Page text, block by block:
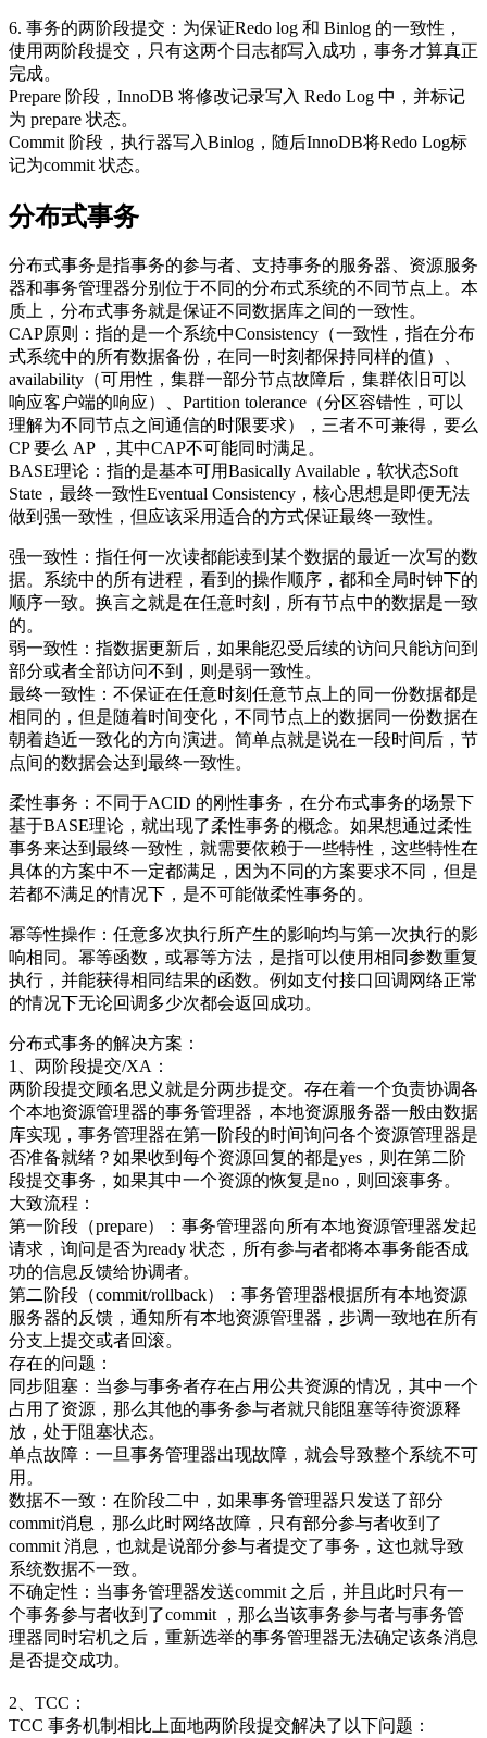
6. 事务的两阶段提交：为保证Redo log 和 Binlog 的一致性，
使用两阶段提交，只有这两个日志都写入成功，事务才算真正
完成。
Prepare 阶段，InnoDB 将修改记录写入 Redo Log 中，并标记
为 prepare 状态。
Commit 阶段，执行器写入Binlog，随后InnoDB将Redo Log标
记为commit 状态。
分布式事务
分布式事务是指事务的参与者、支持事务的服务器、资源服务
器和事务管理器分别位于不同的分布式系统的不同节点上。本
质上，分布式事务就是保证不同数据库之间的一致性。
CAP原则：指的是一个系统中Consistency（一致性，指在分布
式系统中的所有数据备份，在同一时刻都保持同样的值）、
availability（可用性，集群一部分节点故障后，集群依旧可以
响应客户端的响应）、Partition tolerance（分区容错性，可以
理解为不同节点之间通信的时限要求），三者不可兼得，要么
CP 要么 AP ，其中CAP不可能同时满足。
BASE理论：指的是基本可用Basically Available，软状态Soft
State，最终一致性Eventual Consistency，核心思想是即便无法
做到强一致性，但应该采用适合的方式保证最终一致性。
强一致性：指任何一次读都能读到某个数据的最近一次写的数
据。系统中的所有进程，看到的操作顺序，都和全局时钟下的
顺序一致。换言之就是在任意时刻，所有节点中的数据是一致
的。
弱一致性：指数据更新后，如果能忍受后续的访问只能访问到
部分或者全部访问不到，则是弱一致性。
最终一致性：不保证在任意时刻任意节点上的同一份数据都是
相同的，但是随着时间变化，不同节点上的数据同一份数据在
朝着趋近一致化的方向演进。简单点就是说在一段时间后，节
点间的数据会达到最终一致性。
柔性事务：不同于ACID 的刚性事务，在分布式事务的场景下
基于BASE理论，就出现了柔性事务的概念。如果想通过柔性
事务来达到最终一致性，就需要依赖于一些特性，这些特性在
具体的方案中不一定都满足，因为不同的方案要求不同，但是
若都不满足的情况下，是不可能做柔性事务的。
幂等性操作：任意多次执行所产生的影响均与第一次执行的影
响相同。幂等函数，或幂等方法，是指可以使用相同参数重复
执行，并能获得相同结果的函数。例如支付接口回调网络正常
的情况下无论回调多少次都会返回成功。
分布式事务的解决方案：
1、两阶段提交/XA：
两阶段提交顾名思义就是分两步提交。存在着一个负责协调各
个本地资源管理器的事务管理器，本地资源服务器一般由数据
库实现，事务管理器在第一阶段的时间询问各个资源管理器是
否准备就绪？如果收到每个资源回复的都是yes，则在第二阶
段提交事务，如果其中一个资源的恢复是no，则回滚事务。
大致流程：
第一阶段（prepare）：事务管理器向所有本地资源管理器发起
请求，询问是否为ready 状态，所有参与者都将本事务能否成
功的信息反馈给协调者。
第二阶段（commit/rollback）：事务管理器根据所有本地资源
服务器的反馈，通知所有本地资源管理器，步调一致地在所有
分支上提交或者回滚。
存在的问题：
同步阻塞：当参与事务者存在占用公共资源的情况，其中一个
占用了资源，那么其他的事务参与者就只能阻塞等待资源释
放，处于阻塞状态。
单点故障：一旦事务管理器出现故障，就会导致整个系统不可
用。
数据不一致：在阶段二中，如果事务管理器只发送了部分
commit消息，那么此时网络故障，只有部分参与者收到了
commit 消息，也就是说部分参与者提交了事务，这也就导致
系统数据不一致。
不确定性：当事务管理器发送commit 之后，并且此时只有一
个事务参与者收到了commit ，那么当该事务参与者与事务管
理器同时宕机之后，重新选举的事务管理器无法确定该条消息
是否提交成功。
2、TCC：
TCC 事务机制相比上面地两阶段提交解决了以下问题：